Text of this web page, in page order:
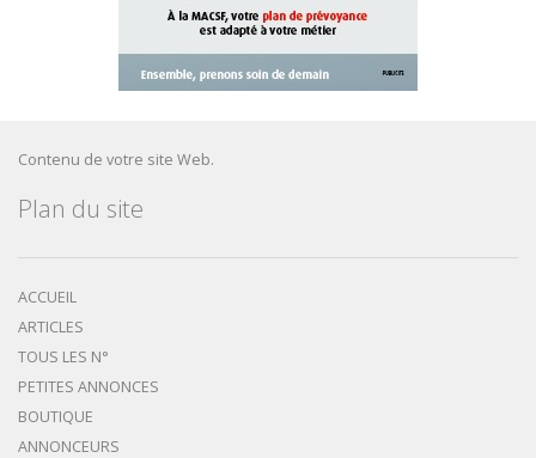
Contenu de votre site Web.
Plan du site
ACCUEIL
ARTICLES
TOUS LES N°
PETITES ANNONCES
BOUTIQUE
ANNONCEURS